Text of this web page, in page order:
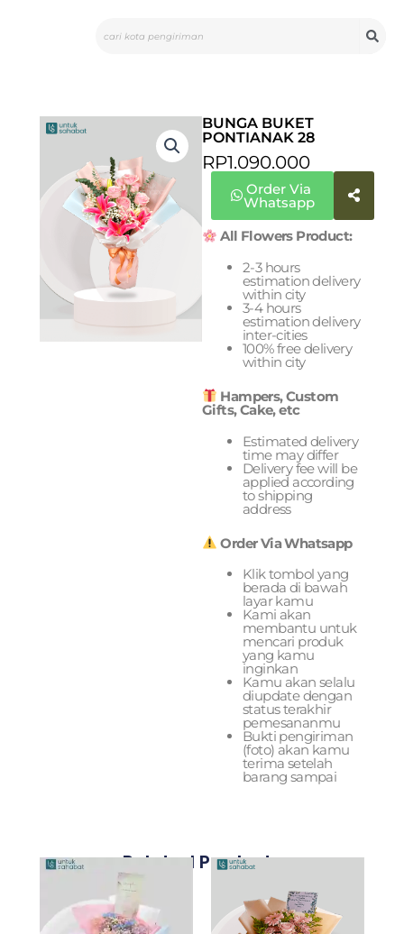
BUNGA BUKET
PONTIANAK 28
RP1.090.000
Order Via
Whatsapp
All Flowers Product:
2-3 hours
estimation delivery
within city
3-4 hours
estimation delivery
inter-cities
100% free delivery
within city
Hampers, Custom
Gifts, Cake, etc
Estimated delivery
time may differ
Delivery fee will be
applied according
to shipping
address
Order Via Whatsapp
Klik tombol yang
berada di bawah
layar kamu
Kami akan
membantu untuk
mencari produk
yang kamu
inginkan
Kamu akan selalu
diupdate dengan
status terakhir
pemesananmu
Bukti pengiriman
(foto) akan kamu
terima setelah
barang sampai
Related Products